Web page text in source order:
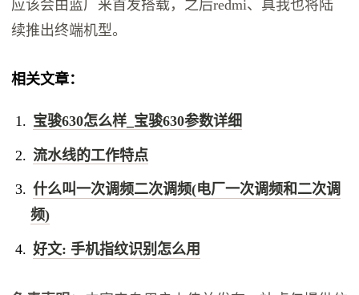
应该会由蓝厂来首发搭载，之后redmi、真我也将陆
续推出终端机型。
相关文章：
宝骏630怎么样_宝骏630参数详细
流水线的工作特点
什么叫一次调频二次调频(电厂一次调频和二次调
频)
好文: 手机指纹识别怎么用